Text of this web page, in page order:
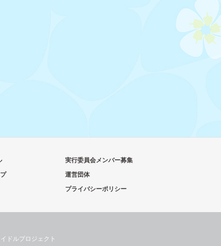
実行委員会メンバー募集
運営団体
プライバシーポリシー
ドルプロジェクト